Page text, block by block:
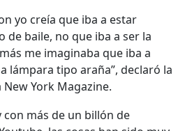
yo creía que iba a estar
de baile, no que iba a ser la
me imaginaba que iba a
lámpara tipo araña”, declaró la
York Magazine.
con más de un billón de